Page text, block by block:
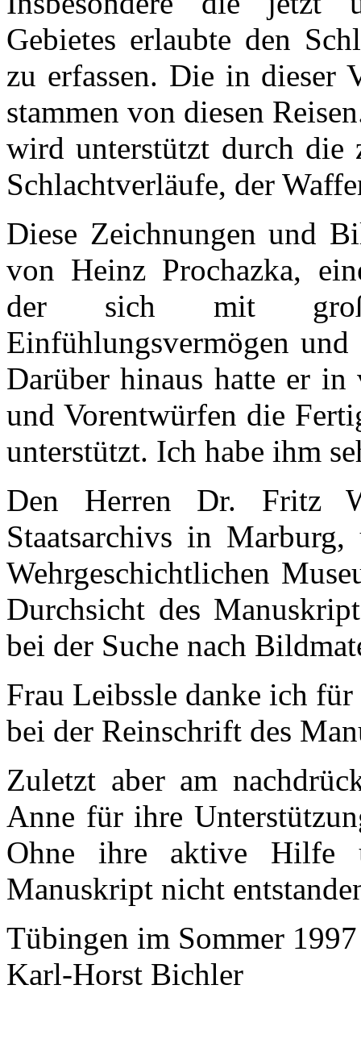
Gebietes erlaubte den
zu erfassen. Die in dieser
stammen von diesen
wird unterstützt durch die
Schlachtverläufe, der
Diese Zeichnungen und
von Heinz Prochazka,
der sich mit
Einfühlungsvermögen und
Darüber hinaus hatte er in
und Vorentwürfen die
unterstützt. Ich habe ihm
Den Herren Dr. Fritz
Staatsarchivs in
Wehrgeschichtlichen
Durchsicht des
bei der Suche nach
Frau Leibssle danke ich
bei der Reinschrift des
Zuletzt aber am
Anne für ihre
Ohne ihre aktive Hilfe
Manuskript nicht
Tübingen im Sommer 1997
Karl-Horst Bichler